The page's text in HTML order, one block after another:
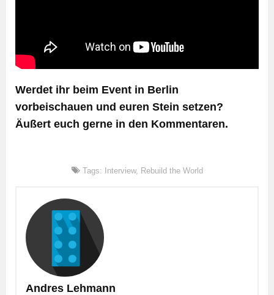
Werdet ihr beim Event in Berlin
vorbeischauen und euren Stein setzen?
Äußert euch gerne in den Kommentaren.
Tags: Interview, Rebuild the World
Andres Lehmann